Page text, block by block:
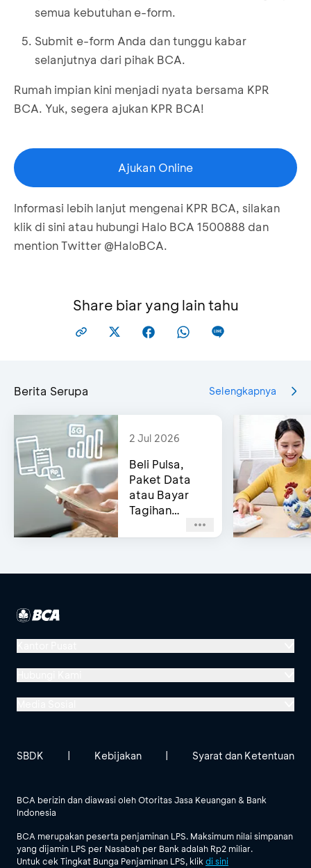
semua kebutuhan e-form.
Submit e-form Anda dan tunggu kabar
selanjutnya dari pihak BCA.
Rumah impian kini menjadi nyata bersama KPR
BCA. Yuk, segera ajukan KPR BCA!
Ajukan Online
Informasi lebih lanjut mengenai KPR BCA, silakan
klik di sini atau hubungi Halo BCA 1500888 dan
mention Twitter @HaloBCA.
Share biar yang lain tahu
Berita Serupa Selengkapnya
2 Jul 2026
Beli Pulsa,
Paket Data
atau Bayar
Tagihan
Pascabayar?
Bisa di e-
Menara BCA, Grand Indonesia
Jl. MH Thamrin No. 1
Lihat Semua Media Sosial
BCA berizin dan diawasi oleh Otoritas Jasa Keuangan & Bank
Indonesia
BCA merupakan peserta penjaminan LPS. Maksimum nilai simpanan
yang dijamin LPS per Nasabah per Bank adalah Rp2 miliar.
Untuk cek Tingkat Bunga Penjaminan LPS, klik di sini
SBDK | Kebijakan | Syarat dan Ketentuan